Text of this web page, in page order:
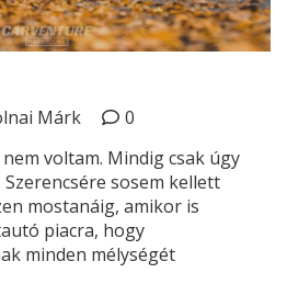
Márk
0
voltam. Mindig csak úgy
sosem kellett
mostanáig, amikor is
piacra, hogy
minden mélységét